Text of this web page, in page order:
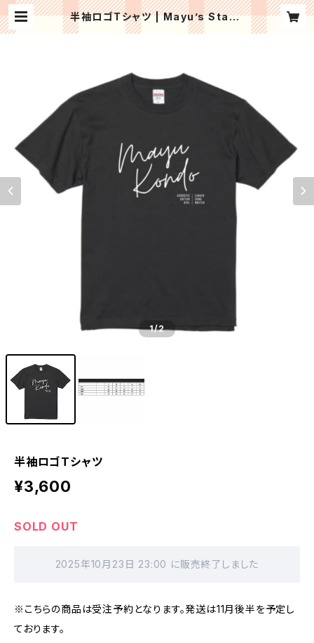
半袖ロゴTシャツ | Mayu’s Stand
1/2
半袖ロゴTシャツ
¥3,600
SOLD OUT
2025年10月23日 23:00 に販売終了しました
※こちらの商品は受注予約となります。発送は11月後半を予定し
ております。